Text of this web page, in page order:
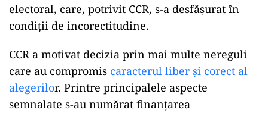
electoral, care, potrivit CCR, s-a desfășurat în
condiții de incorectitudine.
CCR a motivat decizia prin mai multe nereguli
care au compromis caracterul liber și corect al
alegerilor. Printre principalele aspecte
semnalate s-au numărat finanțarea